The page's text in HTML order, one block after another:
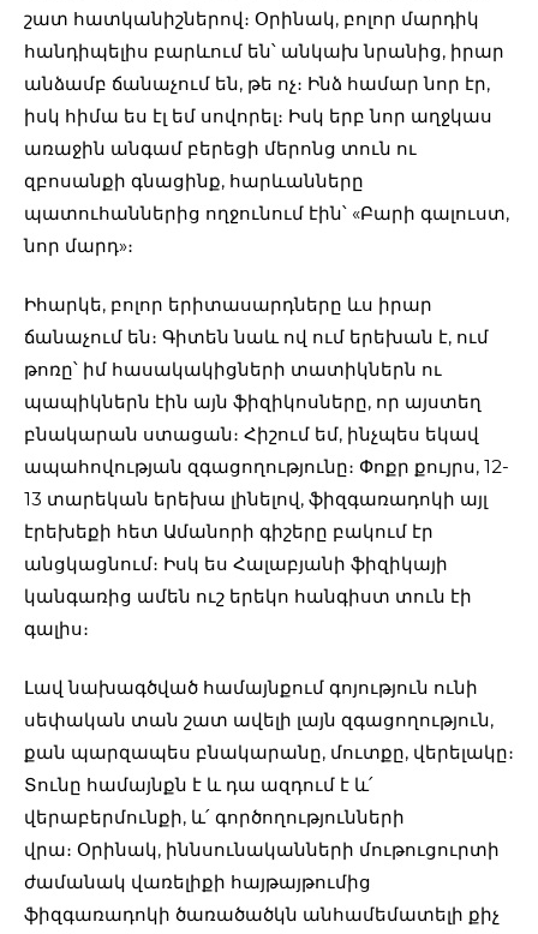
շատ հատկանիշներով։ Օրինակ, բոլոր մարդիկ
հանդիպելիս բարևում են՝ անկախ նրանից, իրար
անձամբ ճանաչում են, թե ոչ։ Ինձ համար նոր էր,
իսկ հիմա ես էլ եմ սովորել։ Իսկ երբ նոր աղջկաս
առաջին անգամ բերեցի մերոնց տուն ու
զբոսանքի գնացինք, հարևանները
պատուհաններից ողջունում էին՝ «Բարի գալուստ,
նոր մարդ»։
Իհարկե, բոլոր երիտասարդները ևս իրար
ճանաչում են։ Գիտեն նաև ով ում երեխան է, ում
թոռը՝ իմ հասակակիցների տատիկներն ու
պապիկներն էին այն ֆիզիկոսները, որ այստեղ
բնակարան ստացան։ Հիշում եմ, ինչպես եկավ
ապահովության զգացողությունը։ Փոքր քույրս, 12-
13 տարեկան երեխա լինելով, ֆիզգառադոկի այլ
էրեխեքի հետ Ամանորի գիշերը բակում էր
անցկացնում։ Իսկ ես Հալաբյանի ֆիզիկայի
կանգառից ամեն ուշ երեկո հանգիստ տուն էի
գալիս։
Լավ նախագծված համայնքում գոյություն ունի
սեփական տան շատ ավելի լայն զգացողություն,
քան պարզապես բնակարանը, մուտքը, վերելակը։
Տունը համայնքն է և դա ազդում է և՛
վերաբերմունքի, և՛ գործողությունների
վրա։ Օրինակ, իննսունականների մութուցուրտի
ժամանակ վառելիքի հայթայթումից
ֆիզգառադոկի ծառածածկն անհամեմատելի քիչ